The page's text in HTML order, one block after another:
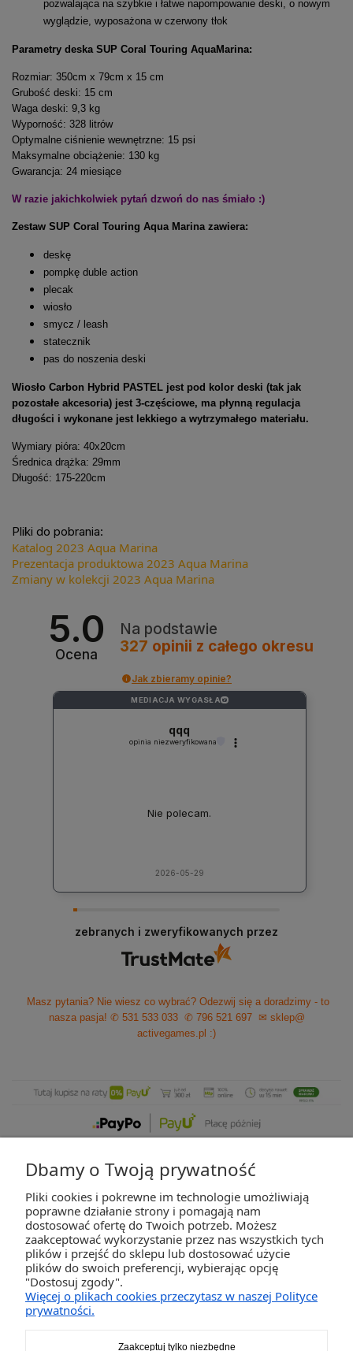
pozwalająca na szybkie i łatwe napompowanie deski, o nowym
wyglądzie, wyposażona w czerwony tłok
Parametry deska SUP Coral Touring AquaMarina:
Rozmiar: 350cm x 79cm x 15 cm
Grubość deski: 15 cm
Waga deski: 9,3 kg
Wyporność: 328 litrów
Optymalne ciśnienie wewnętrzne: 15 psi
Maksymalne obciążenie: 130 kg
Gwarancja: 24 miesiące
W razie jakichkolwiek pytań dzwoń do nas śmiało :)
Zestaw SUP Coral Touring Aqua Marina zawiera:
deskę
pompkę duble action
plecak
wiosło
smycz / leash
statecznik
pas do noszenia deski
Wiosło Carbon Hybrid PASTEL jest pod kolor deski (tak jak
pozostałe akcesoria) jest 3-częściowe, ma płynną regulacja
długości i wykonane jest lekkiego a wytrzymałego materiału.
Wymiary pióra: 40x20cm
Średnica drążka: 29mm
Długość: 175-220cm
Pliki do pobrania:
Katalog 2023 Aqua Marina
Prezentacja produktowa 2023 Aqua Marina
Zmiany w kolekcji 2023 Aqua Marina
5.0
Ocena
Na podstawie
327 opinii z całego okresu
Jak zbieramy opinie?
MEDIACJA WYGASŁA ?
qqq
opinia niezweryfikowana
Nie polecam.
2026-05-29
zebranych i zweryfikowanych przez
Masz pytania? Nie wiesz co wybrać? Odezwij się a doradzimy - to
nasza pasja! ✆ 531 533 033 ✆ 796 521 697
✉ sklep@
activegames.pl :)
ZAKUPY
POMOC
Dbamy o Twoją prywatność
Pliki cookies i pokrewne im technologie umożliwiają
poprawne działanie strony i pomagają nam
dostosować ofertę do Twoich potrzeb. Możesz
zaakceptować wykorzystanie przez nas wszystkich tych
plików i przejść do sklepu lub dostosować użycie
plików do swoich preferencji, wybierając opcję
"Dostosuj zgody".
Więcej o plikach cookies przeczytasz w naszej Polityce
prywatności.
Zaakceptuj tylko niezbędne